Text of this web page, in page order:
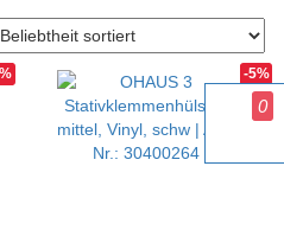
i
t
n
-5%
0